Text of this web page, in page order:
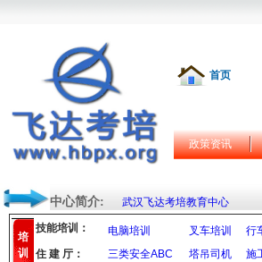
首页
政策资讯
中心简介: 武汉飞达考培教育中心
培
训
技能培训： 电脑培训 叉车培训 行
三类安全ABC
塔吊司机 施
住 建 厅：